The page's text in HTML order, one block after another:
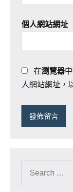
個人網站網址
在瀏覽器
人網站網址，